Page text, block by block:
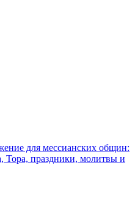
для мессианских общин:
Тора, праздники, молитвы и